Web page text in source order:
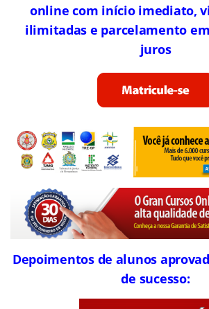
online com início imediato,
ilimitadas e parcelamento
juros
Depoimentos de alunos
de sucesso: